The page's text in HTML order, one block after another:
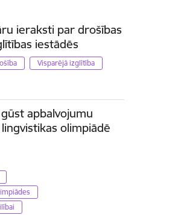
ieraksti par drošības
iestādēs
Visparējā izglītība
apbalvojumu
olimpiādē